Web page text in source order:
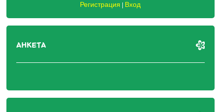
Регистрация Вход
АНКЕТА